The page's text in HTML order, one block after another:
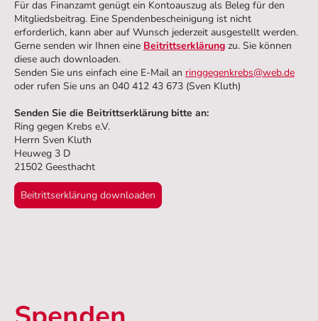
Für das Finanzamt genügt ein Kontoauszug als Beleg für den
Mitgliedsbeitrag. Eine Spendenbescheinigung ist nicht
erforderlich, kann aber auf Wunsch jederzeit ausgestellt werden.
Gerne senden wir Ihnen eine Beitrittserklärung zu. Sie können
diese auch downloaden.
Senden Sie uns einfach eine E-Mail an ringgegenkrebs@web.de
oder rufen Sie uns an 040 412 43 673 (Sven Kluth)
Senden Sie die Beitrittserklärung bitte an:
Ring gegen Krebs e.V.
Herrn Sven Kluth
Heuweg 3 D
21502 Geesthacht
Beitrittserklärung downloaden